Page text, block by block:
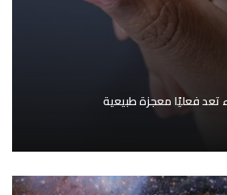
تعد فعليًا معجزة طبيعية